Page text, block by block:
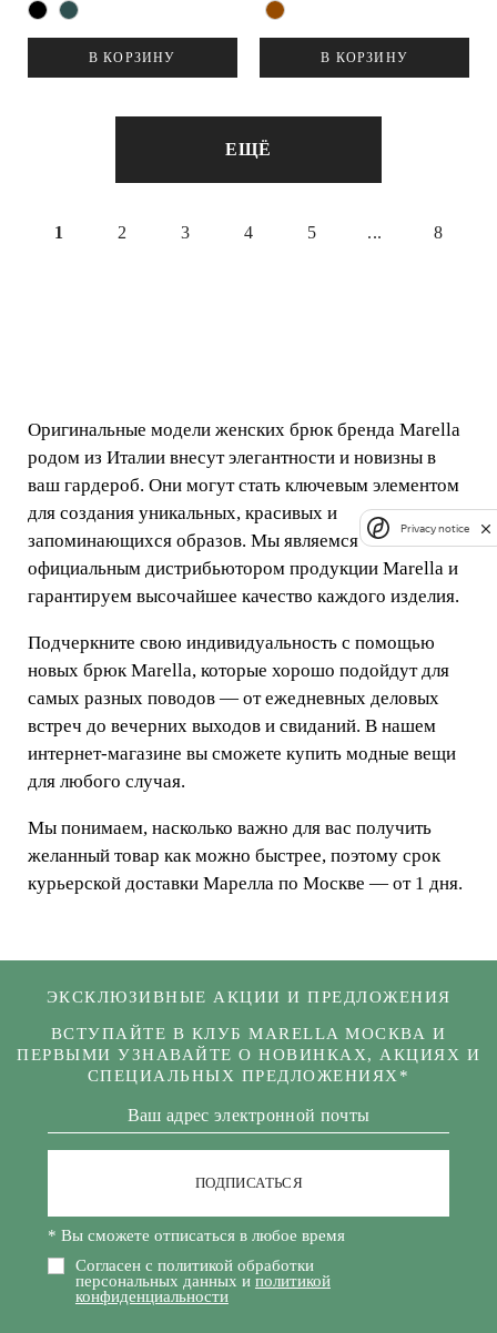
В КОРЗИНУ В КОРЗИНУ
ЕЩЁ
1 2 3 4 5 ... 8
Оригинальные модели женских брюк бренда Marella
родом из Италии внесут элегантности и новизны в
ваш гардероб. Они могут стать ключевым элементом
для создания уникальных, красивых и
запоминающихся образов. Мы являемся
официальным дистрибьютором продукции Marella и
гарантируем высочайшее качество каждого изделия.
Подчеркните свою индивидуальность с помощью
новых брюк Marella, которые хорошо подойдут для
самых разных поводов — от ежедневных деловых
встреч до вечерних выходов и свиданий. В нашем
интернет-магазине вы сможете купить модные вещи
для любого случая.
Мы понимаем, насколько важно для вас получить
желанный товар как можно быстрее, поэтому срок
курьерской доставки Марелла по Москве — от 1 дня.
ЭКСКЛЮЗИВНЫЕ АКЦИИ И ПРЕДЛОЖЕНИЯ
ВСТУПАЙТЕ В КЛУБ MARELLA МОСКВА И
ПЕРВЫМИ УЗНАВАЙТЕ О НОВИНКАХ, АКЦИЯХ И
СПЕЦИАЛЬНЫХ ПРЕДЛОЖЕНИЯХ*
ПОДПИСАТЬСЯ
Согласен с политикой обработки
персональных данных и политикой
конфиденциальности
* Вы сможете отписаться в любое время
Privacy notice